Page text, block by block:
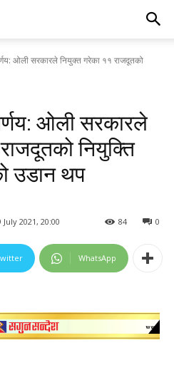
ओली सरकारले नियुक्त गरेका ११ राजदूतको
ओली सरकारले
नियुक्ति
उडान थप
2021, 20:00 0
84
WhatsApp